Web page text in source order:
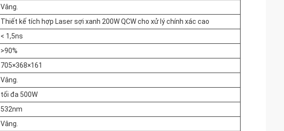
Vâng.
Thiết kế tích hợp Laser sợi xanh 200W QCW cho xử lý chính xác cao
< 1,5ns
>90%
705×368×161
Vâng.
tối đa 500W
532nm
Vâng.